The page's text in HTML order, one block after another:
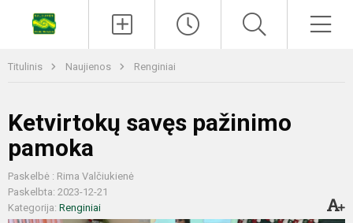
Titulinis Naujienos Renginiai
Ketvirtokų savęs pažinimo
pamoka
Paskelbė : Rima Valčiukienė
Paskelbta: 2023-12-21
Kategorija: Renginiai